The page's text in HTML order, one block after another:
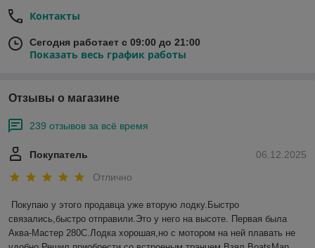
Контакты
Сегодня работает с 09:00 до 21:00
Показать весь график работы
Отзывы о магазине
239 отзывов за всё время
06.12.2025
Покупатель
Отлично
Покупаю у этого продавца уже вторую лодку.Быстро
связались,быстро отправили.Это у него на высоте. Первая была
Аква-Мастер 280С.Лодка хорошая,но с мотором на ней плавать не